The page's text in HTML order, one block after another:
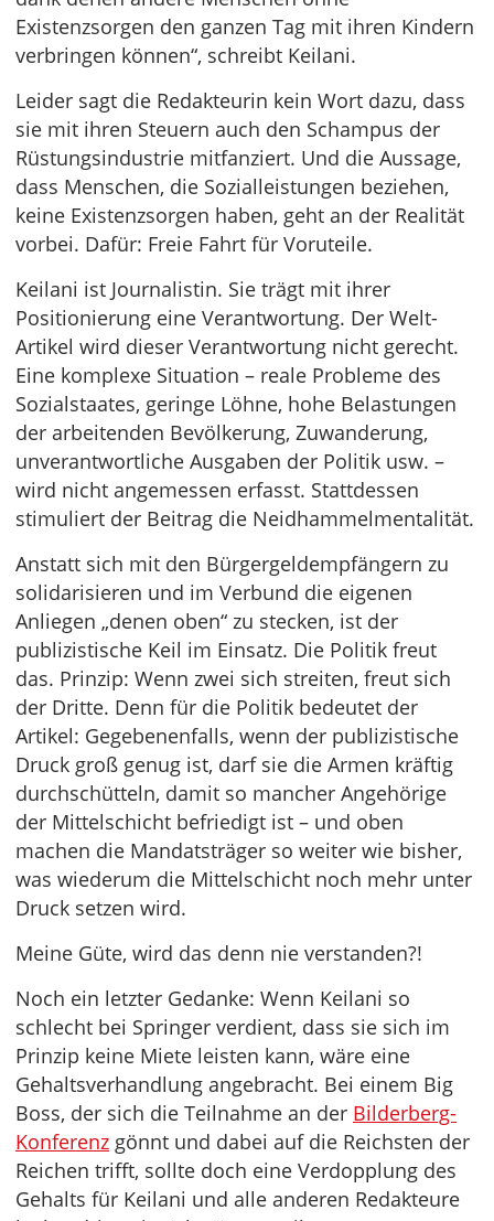
Existenzsorgen den ganzen Tag mit ihren Kindern
verbringen können“, schreibt Keilani.
Leider sagt die Redakteurin kein Wort dazu, dass
sie mit ihren Steuern auch den Schampus der
Rüstungsindustrie mitfanziert. Und die Aussage,
dass Menschen, die Sozialleistungen beziehen,
keine Existenzsorgen haben, geht an der Realität
vorbei. Dafür: Freie Fahrt für Voruteile.
Keilani ist Journalistin. Sie trägt mit ihrer
Positionierung eine Verantwortung. Der Welt-
Artikel wird dieser Verantwortung nicht gerecht.
Eine komplexe Situation – reale Probleme des
Sozialstaates, geringe Löhne, hohe Belastungen
der arbeitenden Bevölkerung, Zuwanderung,
unverantwortliche Ausgaben der Politik usw. –
wird nicht angemessen erfasst. Stattdessen
stimuliert der Beitrag die Neidhammelmentalität.
Anstatt sich mit den Bürgergeldempfängern zu
solidarisieren und im Verbund die eigenen
Anliegen „denen oben“ zu stecken, ist der
publizistische Keil im Einsatz. Die Politik freut
das. Prinzip: Wenn zwei sich streiten, freut sich
der Dritte. Denn für die Politik bedeutet der
Artikel: Gegebenenfalls, wenn der publizistische
Druck groß genug ist, darf sie die Armen kräftig
durchschütteln, damit so mancher Angehörige
der Mittelschicht befriedigt ist – und oben
machen die Mandatsträger so weiter wie bisher,
was wiederum die Mittelschicht noch mehr unter
Druck setzen wird.
Meine Güte, wird das denn nie verstanden?!
Noch ein letzter Gedanke: Wenn Keilani so
schlecht bei Springer verdient, dass sie sich im
Prinzip keine Miete leisten kann, wäre eine
Gehaltsverhandlung angebracht. Bei einem Big
Boss, der sich die Teilnahme an der Bilderberg-
Konferenz gönnt und dabei auf die Reichsten der
Reichen trifft, sollte doch eine Verdopplung des
Gehalts für Keilani und alle anderen Redakteure